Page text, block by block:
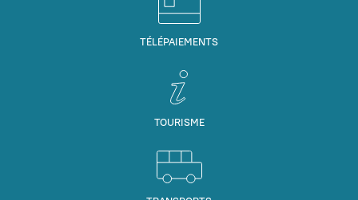
TÉLÉPAIEMENTS
TOURISME